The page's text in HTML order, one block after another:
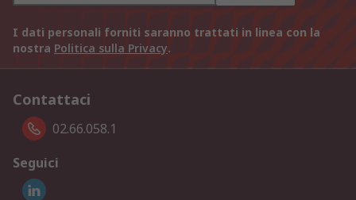
I dati personali forniti saranno trattati in linea con la
nostra Politica sulla Privacy.
Contattaci
02.66.058.1
Seguici